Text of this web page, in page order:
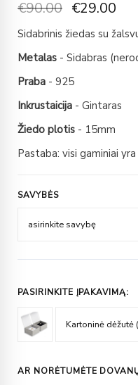
€90.00 €29.00
Sidabrinis žiedas su
Metalas - Sidabras
Praba - 925
Inkrustaicija - Gintaras
Žiedo plotis - 15mm
Pastaba: visi gaminiai
SAVYBĖS
PASIRINKITE ĮPAKAVIMĄ:
AR NORĖTUMĖTE